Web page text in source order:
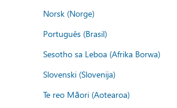
Norsk (Norge)
Português (Brasil)
Sesotho sa Leboa (Afrika Borwa)
Slovenski (Slovenija)
Te reo Māori (Aotearoa)